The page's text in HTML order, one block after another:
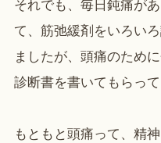
それでも、毎日鈍痛が
て、筋弛緩剤をいろい
ましたが、頭痛のため
診断書を書いてもらっ
もともと頭痛って、精